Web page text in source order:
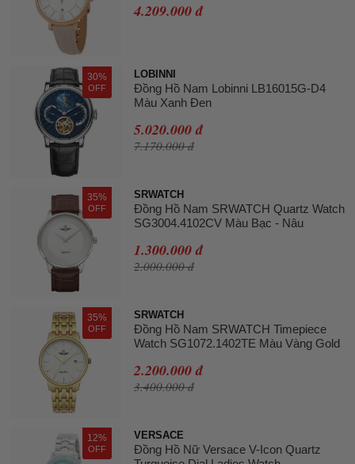
4.209.000 đ
30%
OFF
LOBINNI
Đồng Hồ Nam Lobinni LB16015G-D4
Màu Xanh Đen
5.020.000 đ
7.170.000 đ
35%
OFF
SRWATCH
Đồng Hồ Nam SRWATCH Quartz Watch
SG3004.4102CV Màu Bạc - Nâu
1.300.000 đ
2.000.000 đ
35%
OFF
SRWATCH
Đồng Hồ Nam SRWATCH Timepiece
Watch SG1072.1402TE Màu Vàng Gold
2.200.000 đ
3.400.000 đ
12%
OFF
VERSACE
Đồng Hồ Nữ Versace V-Icon Quartz